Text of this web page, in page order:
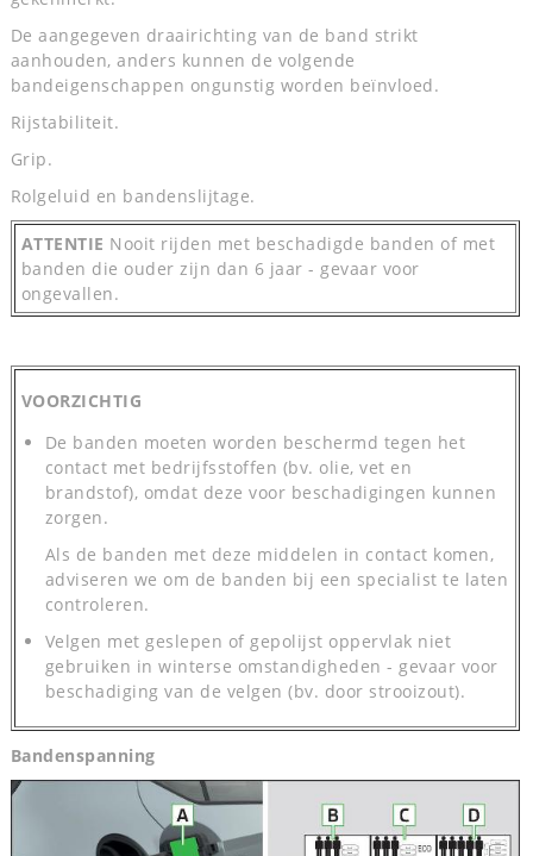
De aangegeven draairichting van de band strikt
aanhouden, anders kunnen de volgende
bandeigenschappen ongunstig worden beïnvloed.
Rijstabiliteit.
Grip.
Rolgeluid en bandenslijtage.
ATTENTIE Nooit rijden met beschadigde banden of met
banden die ouder zijn dan 6 jaar - gevaar voor
ongevallen.
VOORZICHTIG
De banden moeten worden beschermd tegen het
contact met bedrijfsstoffen (bv. olie, vet en
brandstof), omdat deze voor beschadigingen kunnen
zorgen.
Als de banden met deze middelen in contact komen,
adviseren we om de banden bij een specialist te laten
controleren.
Velgen met geslepen of gepolijst oppervlak niet
gebruiken in winterse omstandigheden - gevaar voor
beschadiging van de velgen (bv. door strooizout).
Bandenspanning